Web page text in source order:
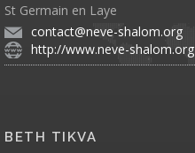
St Germain en Laye
contact@neve-shalom.org
http://www.neve-shalom.org
BETH TIKVA